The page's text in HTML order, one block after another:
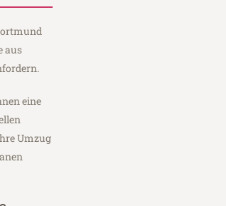
aus
eine
Umzug